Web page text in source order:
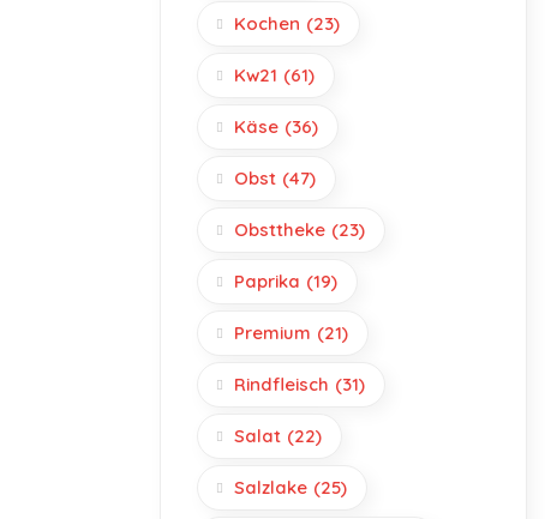
Kochen (23)
Kw21 (61)
Käse (36)
Obst (47)
Obsttheke (23)
Paprika (19)
Premium (21)
Rindfleisch (31)
Salat (22)
Salzlake (25)